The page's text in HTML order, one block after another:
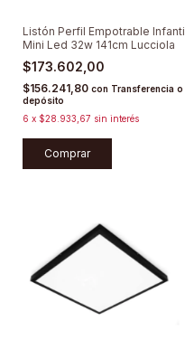
Listón Perfil Empotrable Infanti
Mini Led 32w 141cm Lucciola
$173.602,00
$156.241,80 con Transferencia o
depósito
6 x $28.933,67 sin interés
Comprar